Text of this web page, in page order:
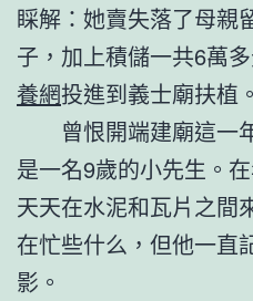
睬解：她賣失落了母親
子，加上積儲一共6萬
養網投進到義士廟扶植。
曾恨開端建廟這一
是一名9歲的小先生。
天天在水泥和瓦片之間
在忙些什么，但他一直
影。